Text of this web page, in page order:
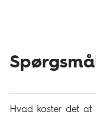
Hvad koster det at